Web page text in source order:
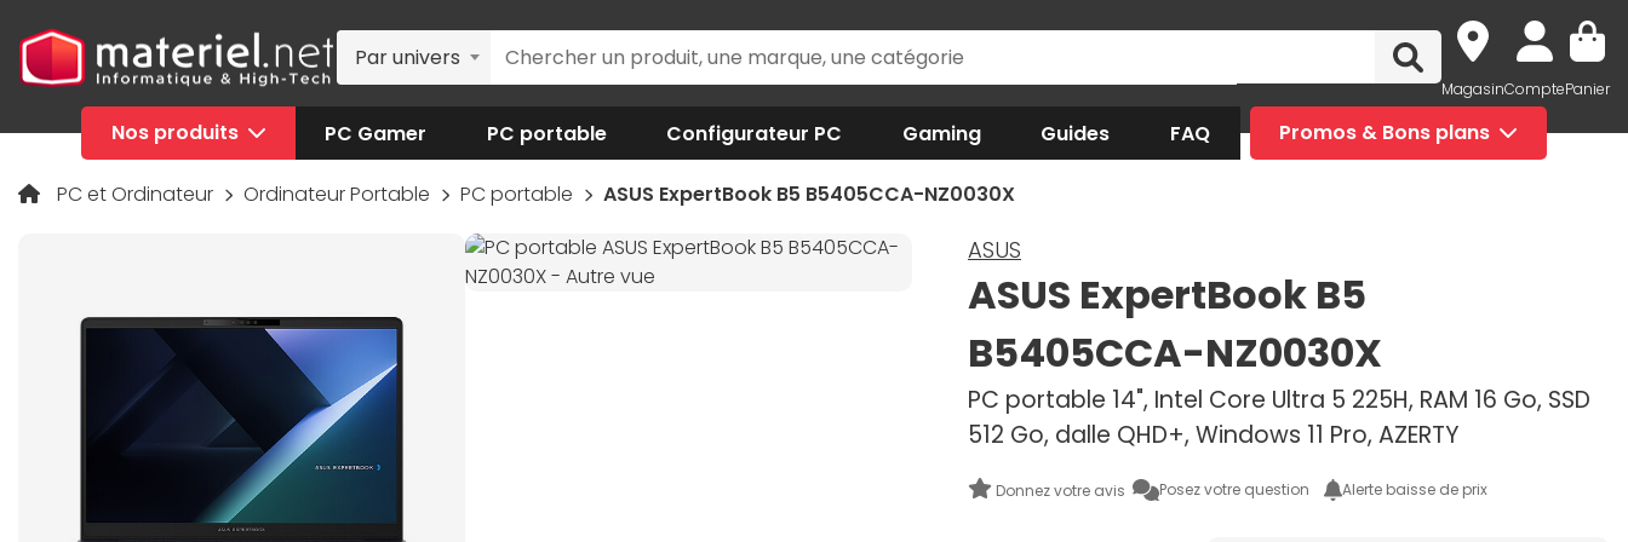
Par univers
MagasinComptePanier
Nos produits PC Gamer PC portable Configurateur PC Gaming Guides FAQ Promos & Bons plans
PC et Ordinateur Ordinateur Portable PC portable ASUS ExpertBook B5 B5405CCA-NZ0030X
ASUS
ASUS ExpertBook B5
B5405CCA-NZ0030X
PC portable 14", Intel Core Ultra 5 225H, RAM 16 Go, SSD
512 Go, dalle QHD+, Windows 11 Pro, AZERTY
Donnez votre avis Posez votre question Alerte baisse de prix